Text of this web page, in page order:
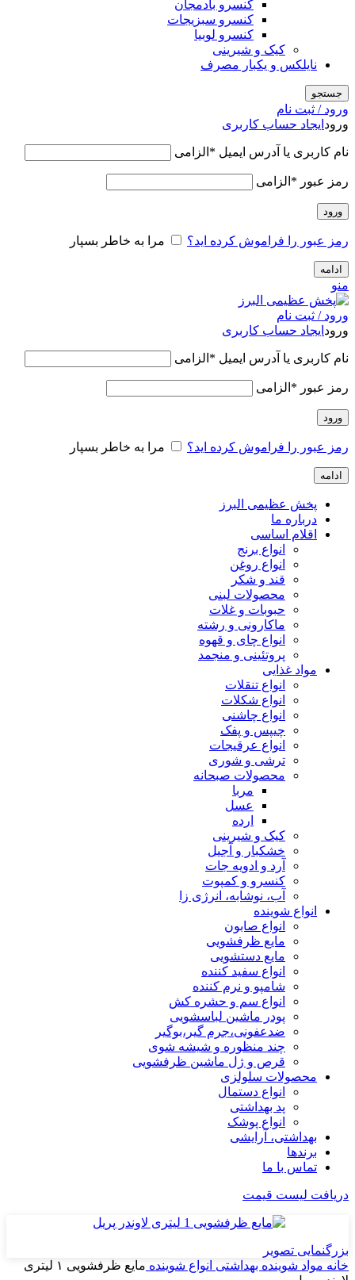
کنسرو بادمجان
کنسرو سبزیجات
کنسرو لوبیا
کیک و شیرینی
نایلکس و یکبار مصرف
جستجو
ورود / ثبت نام
ورود ایجاد حساب کاربری
نام کاربری یا آدرس ایمیل * الزامی
رمز عبور * الزامی
ورود
رمز عبور را فراموش کرده اید؟ مرا به خاطر بسپار
ادامه
منو
ورود / ثبت نام
ورود ایجاد حساب کاربری
نام کاربری یا آدرس ایمیل * الزامی
رمز عبور * الزامی
ورود
رمز عبور را فراموش کرده اید؟ مرا به خاطر بسپار
ادامه
پخش عظیمی البرز
درباره ما
اقلام اساسی
انواع برنج
انواع روغن
قند و شکر
محصولات لبنی
حبوبات و غلات
ماکارونی و رشته
انواع چای و قهوه
پروتئینی و منجمد
مواد غذایی
انواع تنقلات
انواع شکلات
انواع چاشنی
چیپس و پفک
انواع عرقیجات
ترشی و شوری
محصولات صبحانه
مربا
عسل
ارده
کیک و شیرینی
خشکبار و آجیل
آرد و ادویه جات
کنسرو و کمپوت
آب، نوشابه، انرژی زا
انواع شوینده
انواع صابون
مایع ظرفشویی
مایع دستشویی
انواع سفید کننده
شامپو و نرم کننده
انواع سم و حشره کش
پودر ماشین لباسشویی
ضدعفونی،جرم گیر،بوگیر
چند منظوره و شیشه شوی
قرص و ژل ماشین ظرفشویی
محصولات سلولزی
انواع دستمال
پد بهداشتی
انواع پوشک
بهداشتی، آرایشی
برندها
تماس با ما
دریافت لیست قیمت
بزرگنمایی تصویر
خانه مواد شوینده بهداشتی انواع شوینده
مایع ظرفشویی ۱ لیتری